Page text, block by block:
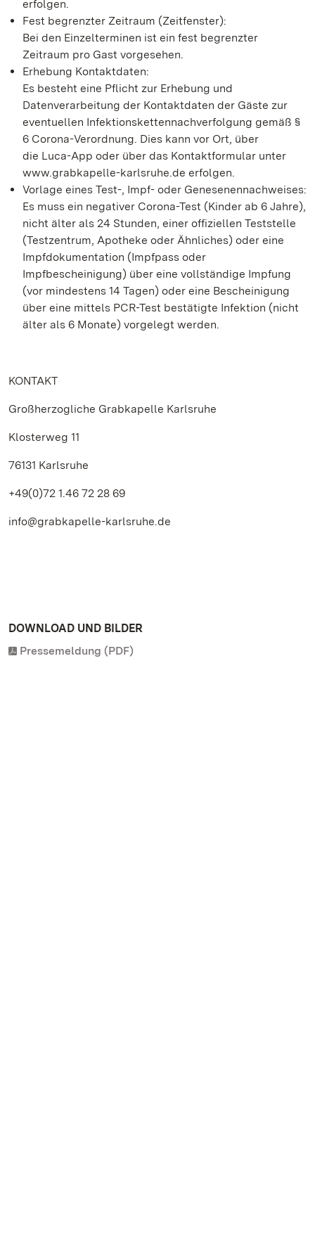
erfolgen.
Fest begrenzter Zeitraum (Zeitfenster):
Bei den Einzelterminen ist ein fest begrenzter
Zeitraum pro Gast vorgesehen.
Erhebung Kontaktdaten:
Es besteht eine Pflicht zur Erhebung und
Datenverarbeitung der Kontaktdaten der Gäste zur
eventuellen Infektionskettennachverfolgung gemäß §
6 Corona-Verordnung. Dies kann vor Ort, über
die Luca-App oder über das Kontaktformular unter
www.grabkapelle-karlsruhe.de erfolgen.
Vorlage eines Test-, Impf- oder Genesenennachweises:
Es muss ein negativer Corona-Test (Kinder ab 6 Jahre),
nicht älter als 24 Stunden, einer offiziellen Teststelle
(Testzentrum, Apotheke oder Ähnliches) oder eine
Impfdokumentation (Impfpass oder
Impfbescheinigung) über eine vollständige Impfung
(vor mindestens 14 Tagen) oder eine Bescheinigung
über eine mittels PCR-Test bestätigte Infektion (nicht
älter als 6 Monate) vorgelegt werden.
KONTAKT
Großherzogliche Grabkapelle Karlsruhe
Klosterweg 11
76131 Karlsruhe
+49(0)72 1.46 72 28 69
info@grabkapelle-karlsruhe.de
DOWNLOAD UND BILDER
Pressemeldung (PDF)